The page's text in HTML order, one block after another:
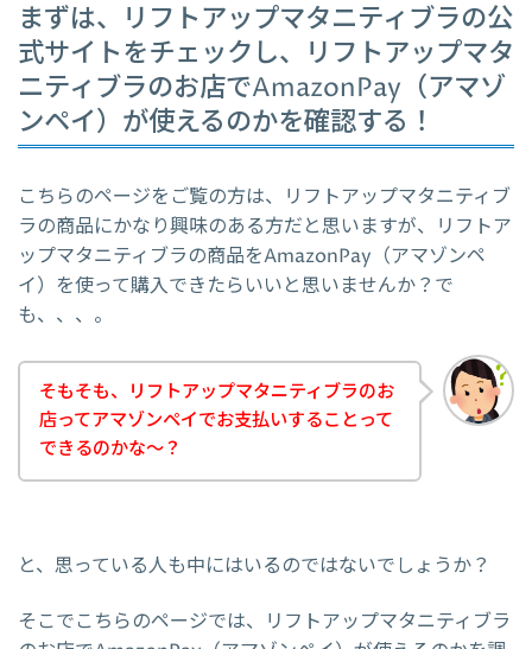
まずは、リフトアップマタニティブラの公
式サイトをチェックし、リフトアップマタ
ニティブラのお店でAmazonPay（アマゾ
ンペイ）が使えるのかを確認する！
こちらのページをご覧の方は、リフトアップマタニティブ
ラの商品にかなり興味のある方だと思いますが、リフトア
ップマタニティブラの商品をAmazonPay（アマゾンペ
イ）を使って購入できたらいいと思いませんか？で
も、、、。
そもそも、リフトアップマタニティブラのお
店ってアマゾンペイでお支払いすることって
できるのかな～？
と、思っている人も中にはいるのではないでしょうか？
そこでこちらのページでは、リフトアップマタニティブラ